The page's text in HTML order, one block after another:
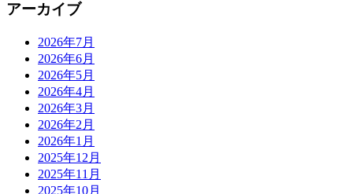
アーカイブ
2026年7月
2026年6月
2026年5月
2026年4月
2026年3月
2026年2月
2026年1月
2025年12月
2025年11月
2025年10月